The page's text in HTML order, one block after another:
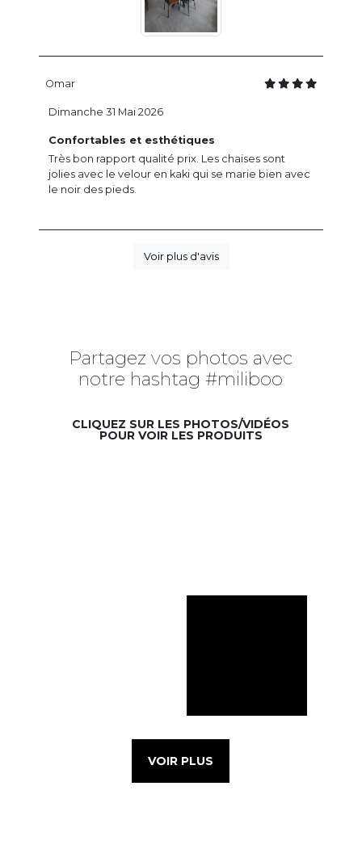
Omar
Confortables et esthétiques
Très bon rapport qualité prix. Les chaises sont
jolies avec le velour en kaki qui se marie bien avec
le noir des pieds.
Dimanche 31 Mai 2026
Voir plus d'avis
Partagez vos photos avec
notre hashtag #miliboo
CLIQUEZ SUR LES PHOTOS/VIDÉOS
POUR VOIR LES PRODUITS
VOIR PLUS